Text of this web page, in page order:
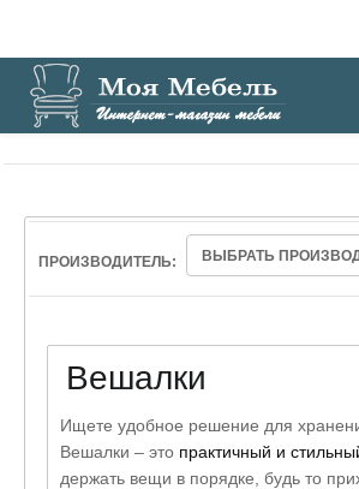
Главная / Вешалки
ПРОИЗВОДИТЕЛЬ: ВЫБРАТЬ
Вешалки
Ищете удобное решение для
Вешалки – это практичный и
держать вещи в порядке, будь то